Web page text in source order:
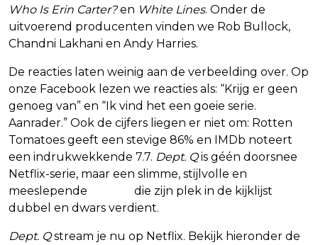
Who Is Erin Carter?en White Lines. Onder de
uitvoerend producenten vinden we Rob Bullock,
Chandni Lakhani en Andy Harries.
De reacties laten weinig aan de verbeelding over. Op
onze Facebook lezen we reacties als: “Krijg er geen
genoeg van” en “Ik vind het een goeie serie.
Aanrader.” Ook de cijfers liegen er niet om: Rotten
Tomatoes geeft een stevige 86% en IMDb noteert
een indrukwekkende 7.7. Dept. Qis géén doorsnee
Netflix-serie, maar een slimme, stijlvolle en
meeslepende
die zijn plek in de kijklijst
dubbel en dwars verdient.
Dept. Qstream je nu op Netflix. Bekijk hieronder de